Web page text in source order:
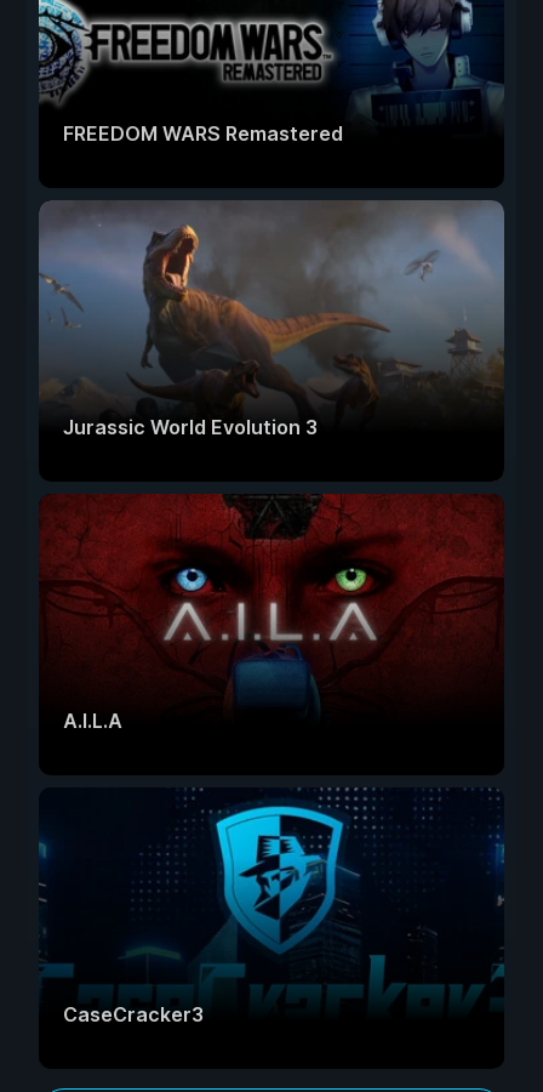
FREEDOM WARS Remastered
Jurassic World Evolution 3
A.I.L.A
CaseCracker3